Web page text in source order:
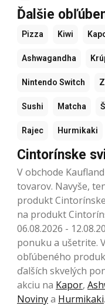
Ďalšie
Pizza Kiwi
Ashwagandha
Nintendo Switch
Sushi Matcha
Rajec Hurmikaki
Cintorínske
V obchode
tovarov. Navyše,
produkt
na produkt
06.08.2026 -
ponuku a ušetrite.
obľúbeného
ďalších skvelých
akciu na Kapor,
Novinya Hurmikaki.